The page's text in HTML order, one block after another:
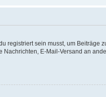
sein musst, um Beiträge
E-Mail-Versand an